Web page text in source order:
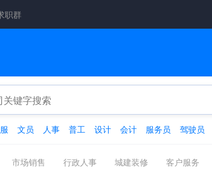
职群
文员 人事 普工 设计 会计 服务员 驾驶员
市场销售 行政人事 城建装修 客户服务